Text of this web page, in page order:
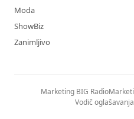
Moda
ShowBiz
Zanimljivo
Marketing BIG Radio
Vodič oglašavanja